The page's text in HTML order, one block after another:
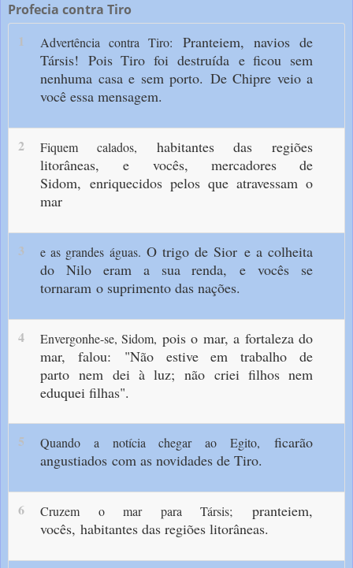
Profecia contra Tiro
1 Advertência contra Tiro: Pranteiem, navios de
Társis! Pois Tiro foi destruída e ficou sem
nenhuma casa e sem porto. De Chipre veio a
você essa mensagem.
2 Fiquem calados, habitantes das regiões
litorâneas,e vocês, mercadores de
Sidom, enriquecidos pelos que atravessam o
mar
3 e as grandes águas. O trigo de Sior e a colheita
do Nilo eram a sua renda,e vocês se
tornaram o suprimento das nações.
4 Envergonhe-se, Sidom, pois o mar, a fortaleza do
mar, falou: "Não estive em trabalho de
partonem dei à luz;não criei filhos nem
eduquei filhas".
5 Quando a notícia chegar ao Egito, ficarão
angustiados com as novidades de Tiro.
6 Cruzem o mar para Társis; pranteiem,
vocês, habitantes das regiões litorâneas.